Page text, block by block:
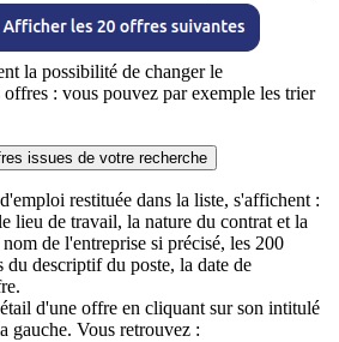
la possibilité de changer le
offres : vous pouvez par exemple les trier
issues de votre recherche
restituée dans la liste, s'affichent :
lieu de travail, la nature du contrat et la
de l'entreprise si précisé, les 200
du descriptif du poste, la date de
d'une offre en cliquant sur son intitulé
gauche. Vous retrouvez :